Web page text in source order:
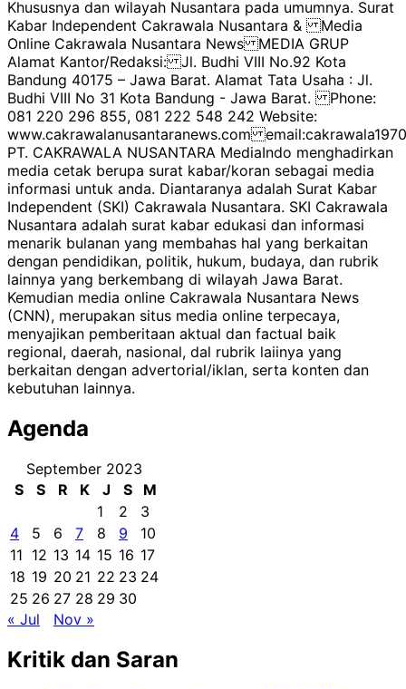
Khususnya dan wilayah Nusantara pada umumnya. Surat
Kabar Independent Cakrawala Nusantara & Media
Online Cakrawala Nusantara News MEDIA GRUP
Alamat Kantor/Redaksi: Jl. Budhi VIII No.92 Kota
Bandung 40175 – Jawa Barat. Alamat Tata Usaha : Jl.
Budhi VIII No 31 Kota Bandung - Jawa Barat. Phone:
081 220 296 855, 081 222 548 242 Website:
www.cakrawalanusantaranews.com
PT. CAKRAWALA NUSANTARA MediaIndo menghadirkan
media cetak berupa surat kabar/koran sebagai media
informasi untuk anda. Diantaranya adalah Surat Kabar
Independent (SKI) Cakrawala Nusantara. SKI Cakrawala
Nusantara adalah surat kabar edukasi dan informasi
menarik bulanan yang membahas hal yang berkaitan
dengan pendidikan, politik, hukum, budaya, dan rubrik
lainnya yang berkembang di wilayah Jawa Barat.
Kemudian media online Cakrawala Nusantara News
(CNN), merupakan situs media online terpecaya,
menyajikan pemberitaan aktual dan factual baik
regional, daerah, nasional, dal rubrik laiinya yang
berkaitan dengan advertorial/iklan, serta konten dan
kebutuhan lainnya.
Agenda
September 2023
S
S R K J S
M
1
2
3
4
5 6 7 8 9
10
11 12 13 14 15 16 17
18 19 20 21 22 23 24
25 26 27 28 29 30
« Jul
Nov »
Kritik dan Saran